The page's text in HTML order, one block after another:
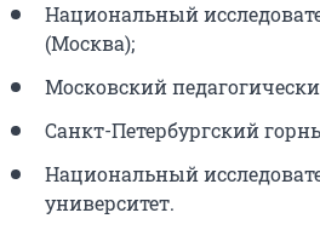
Национальный
(Москва);
Московский
Санкт-Петербургский
Национальный
университет.